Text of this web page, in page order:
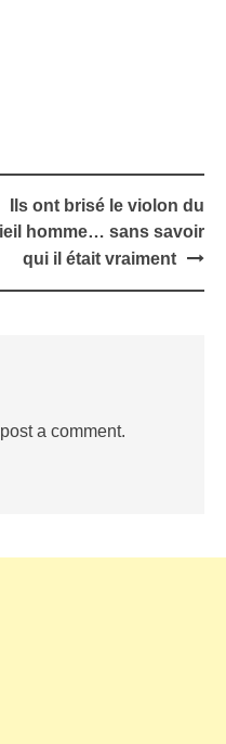
Ils ont brisé le violon du
homme… sans savoir
qui il était vraiment
a comment.